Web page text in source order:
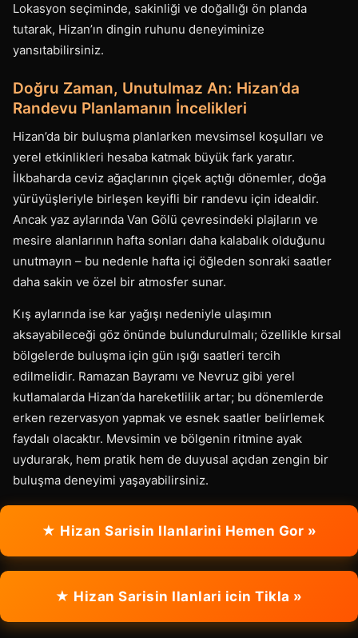
Lokasyon seçiminde, sakinliği ve doğallığı ön planda
tutarak, Hizan’ın dingin ruhunu deneyiminize
yansıtabilirsiniz.
Doğru Zaman, Unutulmaz An: Hizan’da
Randevu Planlamanın İncelikleri
Hizan’da bir buluşma planlarken mevsimsel koşulları ve
yerel etkinlikleri hesaba katmak büyük fark yaratır.
İlkbaharda ceviz ağaçlarının çiçek açtığı dönemler, doğa
yürüyüşleriyle birleşen keyifli bir randevu için idealdir.
Ancak yaz aylarında Van Gölü çevresindeki plajların ve
mesire alanlarının hafta sonları daha kalabalık olduğunu
unutmayın – bu nedenle hafta içi öğleden sonraki saatler
daha sakin ve özel bir atmosfer sunar.
Kış aylarında ise kar yağışı nedeniyle ulaşımın
aksayabileceği göz önünde bulundurulmalı; özellikle kırsal
bölgelerde buluşma için gün ışığı saatleri tercih
edilmelidir. Ramazan Bayramı ve Nevruz gibi yerel
kutlamalarda Hizan’da hareketlilik artar; bu dönemlerde
erken rezervasyon yapmak ve esnek saatler belirlemek
faydalı olacaktır. Mevsimin ve bölgenin ritmine ayak
uydurarak, hem pratik hem de duyusal açıdan zengin bir
buluşma deneyimi yaşayabilirsiniz.
★ Hizan Sarisin Ilanlarini Hemen Gor »
★ Hizan Sarisin Ilanlari icin Tikla »